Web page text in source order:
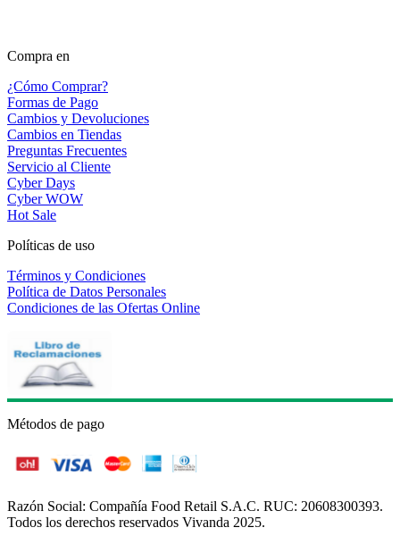
Compra en
¿Cómo Comprar?
Formas de Pago
Cambios y Devoluciones
Cambios en Tiendas
Preguntas Frecuentes
Servicio al Cliente
Cyber Days
Cyber WOW
Hot Sale
Políticas de uso
Términos y Condiciones
Política de Datos Personales
Condiciones de las Ofertas Online
Métodos de pago
Razón Social: Compañía Food Retail S.A.C. RUC: 20608300393.
Todos los derechos reservados Vivanda 2025.